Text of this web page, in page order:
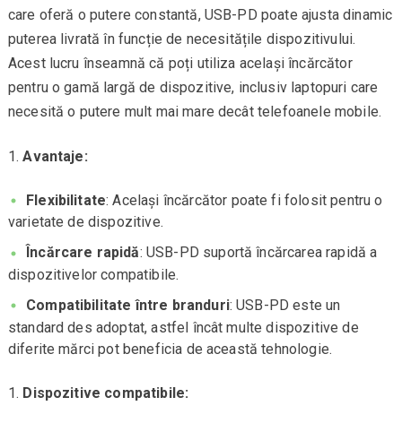
care oferă o putere constantă, USB-PD poate ajusta dinamic
puterea livrată în funcție de necesitățile dispozitivului.
Acest lucru înseamnă că poți utiliza același încărcător
pentru o gamă largă de dispozitive, inclusiv laptopuri care
necesită o putere mult mai mare decât telefoanele mobile.
Avantaje:
Flexibilitate: Același încărcător poate fi folosit pentru o
varietate de dispozitive.
Încărcare rapidă: USB-PD suportă încărcarea rapidă a
dispozitivelor compatibile.
Compatibilitate între branduri: USB-PD este un
standard des adoptat, astfel încât multe dispozitive de
diferite mărci pot beneficia de această tehnologie.
Dispozitive compatibile: